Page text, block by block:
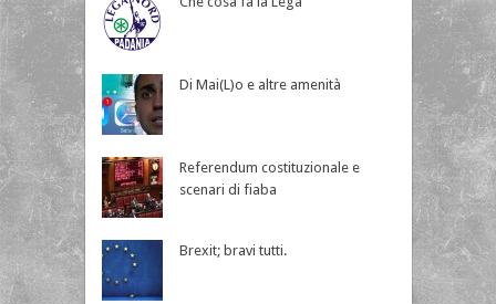
Di Mai(L)o e altre amenità
Referendum costituzionale e
scenari di fiaba
Brexit; bravi tutti.